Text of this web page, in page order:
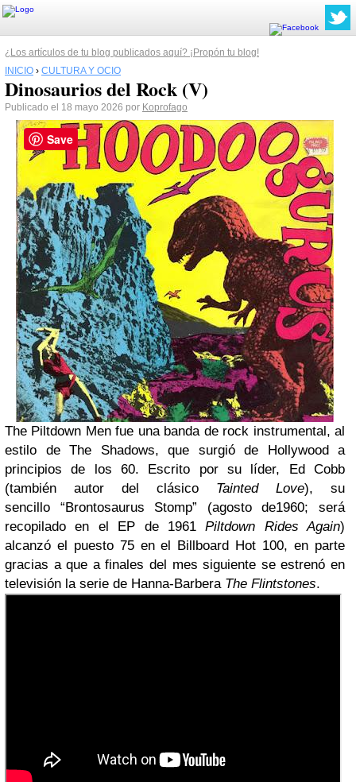
¿Los artículos de tu blog publicados aquí? ¡Propón tu blog!
INICIO › CULTURA Y OCIO
Dinosaurios del Rock (V)
Publicado el 18 mayo 2026 por Koprofago
The Piltdown Men fue una banda de rock instrumental, al
estilo de The Shadows, que surgió de Hollywood a
principios de los 60. Escrito por su líder, Ed Cobb
(también autor del clásico Tainted Love), su
sencillo “Brontosaurus Stomp” (agosto de1960; será
recopilado en el EP de 1961Piltdown Rides Again)
alcanzó el puesto 75 en el Billboard Hot 100, en parte
gracias a que a finales del mes siguiente se estrenó en
televisión la serie de Hanna-Barbera The Flintstones.
Save